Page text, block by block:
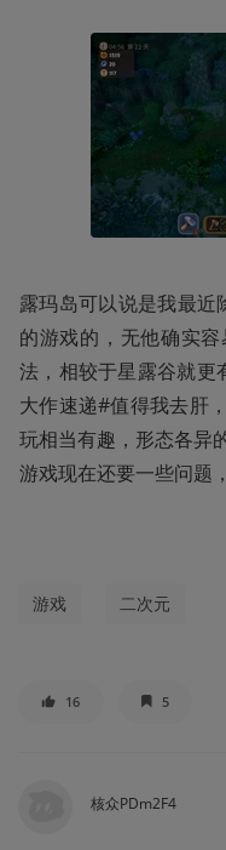
露玛岛可以说是我最近
的游戏的，无他确实
法，相较于星露谷就更
大作速递#值得我去肝
玩相当有趣，形态各异
游戏现在还要一些问题
游戏 二次元
16 5
核众PDm2F4